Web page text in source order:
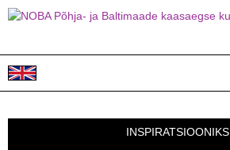
INSPIRATSIOONIKS